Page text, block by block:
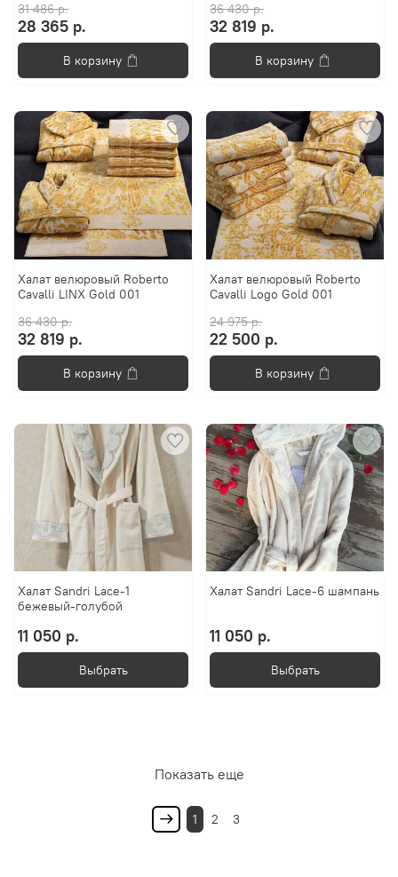
31 486 р.
28 365 р.
В корзину
36 430 р.
32 819 р.
В корзину
Халат велюровый Roberto
Cavalli LINX Gold 001
36 430 р.
32 819 р.
В корзину
Халат велюровый Roberto
Cavalli Logo Gold 001
24 975 р.
22 500 р.
В корзину
Халат Sandri Lace-1
бежевый-голубой
11 050 р.
Выбрать
Халат Sandri Lace-6 шампань
11 050 р.
Выбрать
Показать еще
1 2 3